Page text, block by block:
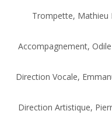
Trompette, Mathieu
Accompagnement,
Direction Vocale,
Direction Artistique,